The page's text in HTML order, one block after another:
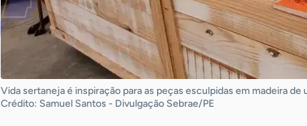
Vida sertaneja é inspiração para as peças esculpidas em madeira
Crédito: Samuel Santos - Divulgação Sebrae/PE